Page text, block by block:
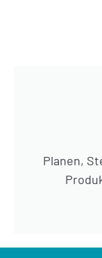
Planen,